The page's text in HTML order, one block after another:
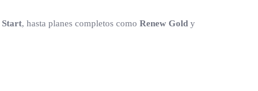
Start, hasta planes completos como Renew Gold y